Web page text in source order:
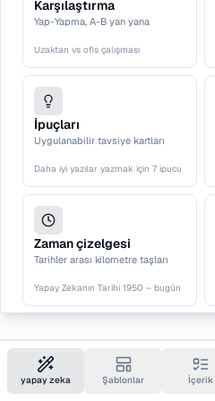
yapay zeka Şablonlar İçerik
Karşılaştırma
Yap-Yapma, A-B yan yana
Uzaktan vs ofis çalışması
İpuçları
Uygulanabilir tavsiye kartları
Daha iyi yazılar yazmak için 7 ipucu
Zaman çizelgesi
Tarihler arası kilometre taşları
Yapay Zekanın Tarihi 1950 – bugün
Süreç
Bir akış veya boru hattındaki
adımlar